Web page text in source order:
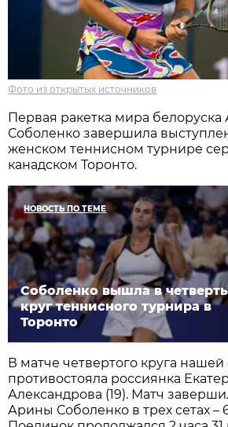
Фото из открытых источников
Первая ракетка мира белоруска
Соболенко завершила
женском теннисном турнире
канадском Торонто.
НОВОСТЬ ПО ТЕМЕ
Соболенко вышла в
круг теннисного турнира в
Торонто
В матче четвертого круга
противостояла россиянка
Александрова (19). Матч
Арины Соболенко в трех сетах –